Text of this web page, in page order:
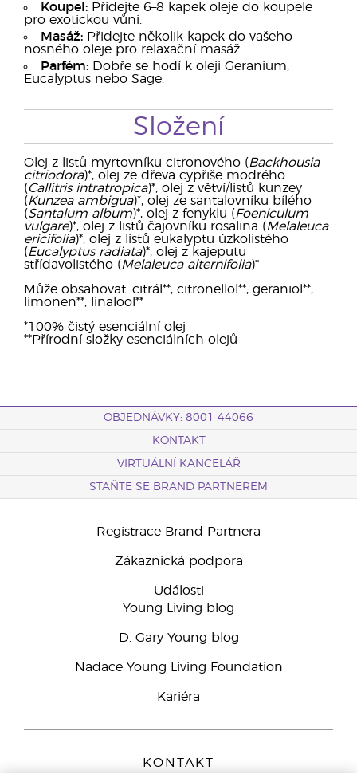
Koupel: Přidejte 6–8 kapek oleje do koupele
pro exotickou vůni.
Masáž: Přidejte několik kapek do vašeho
nosného oleje pro relaxační masáž.
Parfém: Dobře se hodí k oleji Geranium,
Eucalyptus nebo Sage.
Složení
Olej z listů myrtovníku citronového (Backhousia
citriodora)*, olej ze dřeva cypřiše modrého
(Callitris intratropica)*, olej z větví/listů kunzey
(Kunzea ambigua)*, olej ze santalovníku bílého
(Santalum album)*, olej z fenyklu (Foeniculum
vulgare)*, olej z listů čajovníku rosalina (Melaleuca
ericifolia)*, olej z listů eukalyptu úzkolistého
(Eucalyptus radiata)*, olej z kajeputu
střídavolistého (Melaleuca alternifolia)*
Může obsahovat: citrál**, citronellol**, geraniol**,
limonen**, linalool**
*100% čistý esenciální olej
**Přírodní složky esenciálních olejů
OBJEDNÁVKY: 8001 44066
KONTAKT
VIRTUÁLNÍ KANCELÁŘ
STAŇTE SE BRAND PARTNEREM
Registrace Brand Partnera
Zákaznická podpora
Události
Young Living blog
D. Gary Young blog
Nadace Young Living Foundation
Kariéra
KONTAKT